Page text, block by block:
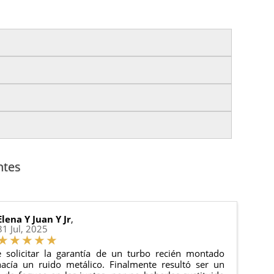
generales
del pedido para que puedas localizar tu paquete
de tu pedido.
Y Juan Y Jr,
Jul, 2025
solicitar la garantía de un turbo recién montado
un ruido metálico. Finalmente resultó ser un